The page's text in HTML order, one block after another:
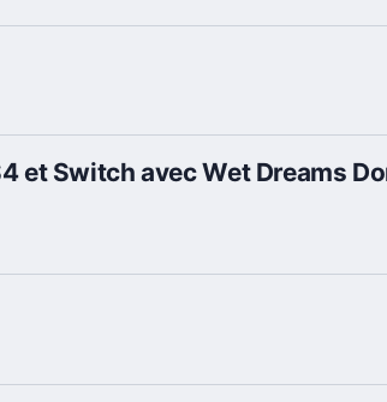
et Switch avec Wet Dreams